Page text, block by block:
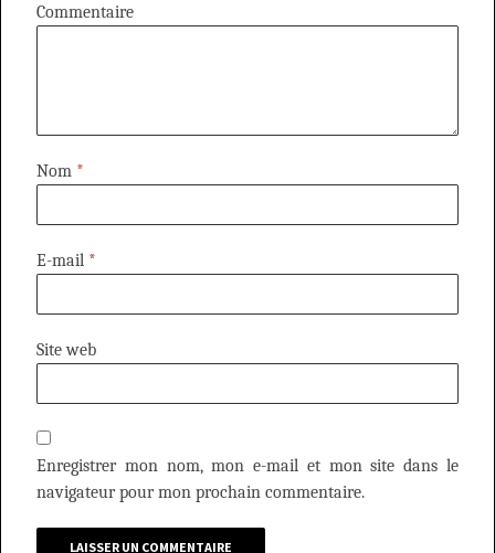
Commentaire
Nom *
E-mail *
Site web
Enregistrer mon nom, mon e-mail et mon site dans le
navigateur pour mon prochain commentaire.